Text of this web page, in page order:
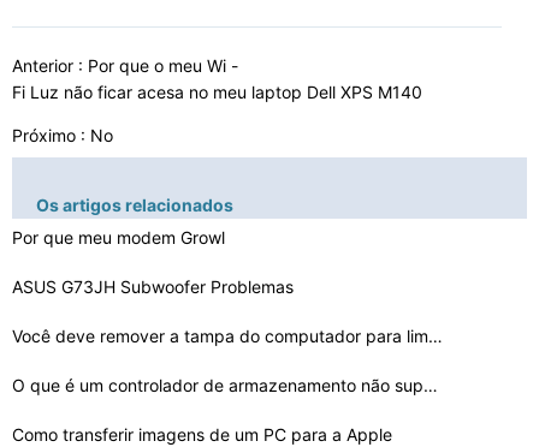
Anterior : Por que o meu Wi -
Fi Luz não ficar acesa no meu laptop Dell XPS M140
Próximo : No
Os artigos relacionados
Por que meu modem Growl
ASUS G73JH Subwoofer Problemas
Você deve remover a tampa do computador para limpar o …
O que é um controlador de armazenamento não suportado…
Como transferir imagens de um PC para a Apple